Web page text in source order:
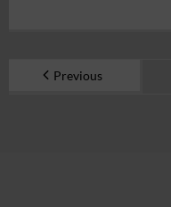
Previous